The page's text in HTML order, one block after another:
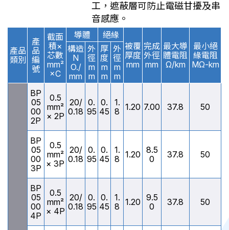
工，遮蔽層可防止電磁甘擾及串
音感應。
產品
類別
產
品
編
號
截面
積×
芯數
mm²
×C
導體
絕緣
被覆
厚度
mm
完成
外徑
mm
最大導
體電阻
Ω/km
最小絕
緣電阻
MΩ-km
構造
N
O./
mm
外
徑
m
m
厚
度
m
m
外
徑
m
m
BP
05
00
2P
0.5
mm²
× 2P
20/
0.18
0.
95
0.
45
1.
8 1.20 7.00 37.8 50
BP
05
00
3P
0.5
mm²
× 3P
20/
0.18
0.
95
0.
45
1.
8 1.20 8.5
0
37.8 50
BP
05
00
4P
0.5
mm²
× 4P
20/
0.18
0.
95
0.
45
1.
8 1.20 9.5
0
37.8 50